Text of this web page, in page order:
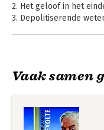
2. Het geloof in het
3. Depolitiserende
8. Het dubbelleven van
10. Rebellen zonder
Vaak samen